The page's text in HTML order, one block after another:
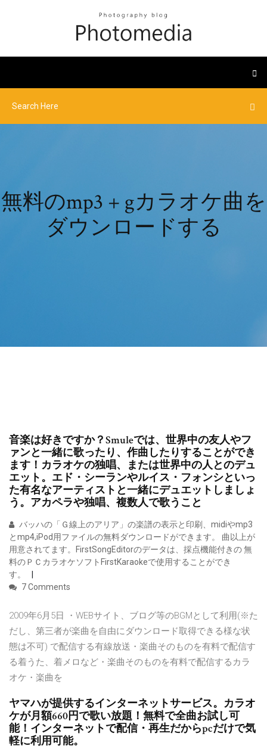
無料のmp3 + gカラオケ曲を
ダウンロードする
音楽は好きですか？Smuleでは、世界中の友人やフ
ァンと一緒に歌ったり、作曲したりすることができ
ます！カラオケの独唱、または世界中の人とのデュ
エット。エド・シーランやルイス・フォンシといっ
た有名なアーティストと一緒にデュエットしましょ
う。アカペラや独唱、複数人で歌うこと
バッハの「Ｇ線上のアリア」の楽譜の表示と印刷、midiやmp3
とmp4,iPod用ファイルの無料ダウンロードができます。 曲以上が
用意されてます。FirstSongEditorのデータは、採点機能付きの 無
料のＰＣカラオケソフトFirstKaraokeで使用することができ
す。
7 Comments
2009年6月5日 ・WEBサイト、ブログ等のBGMとして利用(※た
だし、第三者が楽曲を自由にダウンロード取得できる様な状
態は不可) で配信する有線放送・楽曲そのものを有料で配信す
る着うた、着メロなど・楽曲そのものを有料で配信するカラ
オケ・楽曲を
ヤマハが提供するインターネットサービス。カラオ
ケが月額660円で歌い放題！無料で全曲お試し可
能！インターネットで配信・再生だからpcだけで気
軽に利用可能。